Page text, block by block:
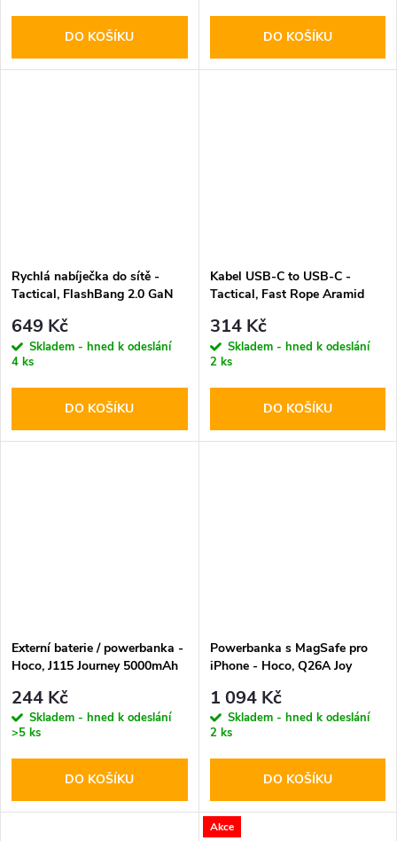
DO KOŠÍKU DO KOŠÍKU
Rychlá nabíječka do sítě -
Tactical, FlashBang 2.0 GaN
649 Kč
Skladem - hned k odeslání
4 ks
DO KOŠÍKU
Kabel USB-C to USB-C -
Tactical, Fast Rope Aramid
314 Kč
Skladem - hned k odeslání
2 ks
DO KOŠÍKU
Externí baterie / powerbanka -
Hoco, J115 Journey 5000mAh
244 Kč
Skladem - hned k odeslání
>5 ks
DO KOŠÍKU
Powerbanka s MagSafe pro
iPhone - Hoco, Q26A Joy
Gray
1 094 Kč
Skladem - hned k odeslání
2 ks
DO KOŠÍKU
Akce